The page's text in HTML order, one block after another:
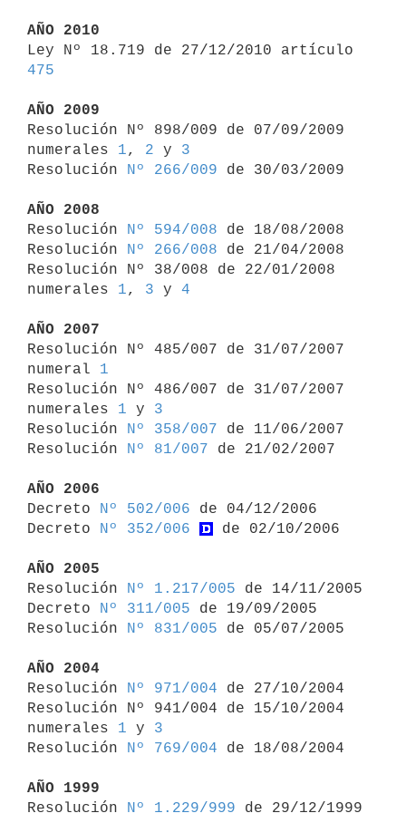
AÑO 2010
475
AÑO 2009
Resolución Nº 898/009 de 07/09/2009
numerales 1, 2 y 3
Resolución
Nº 266/009 de 30/03/2009
AÑO 2008
Resolución
Nº 594/008 de 18/08/2008
Resolución
Nº 266/008 de 21/04/2008
Resolución Nº 38/008 de 22/01/2008
numerales 1, 3 y 4
AÑO 2007
Resolución Nº 485/007 de 31/07/2007
numeral 1
Resolución Nº 486/007 de 31/07/2007
numerales 1 y 3
Resolución
Nº 358/007 de 11/06/2007
Resolución
Nº 81/007 de 21/02/2007
AÑO 2006
Decreto
Nº 502/006 de 04/12/2006
Decreto
Nº 352/006 de 02/10/2006
AÑO 2005
Resolución
Nº 1.217/005 de 14/11/2005
Decreto
Nº 311/005 de 19/09/2005
Resolución
Nº 831/005 de 05/07/2005
AÑO 2004
Resolución
Nº 971/004 de 27/10/2004
Resolución Nº 941/004 de 15/10/2004
numerales 1 y 3
Resolución
Nº 769/004 de 18/08/2004
AÑO 1999
Resolución
Nº 1.229/999 de 29/12/1999